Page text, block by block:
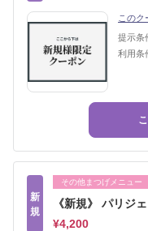
このク
提示条
利用条
新
規
その他まつげメニュー
《新規》 パリジ
¥4,200